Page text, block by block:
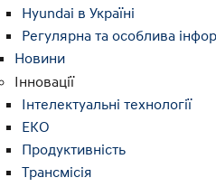
Hyundai в Україні
Регулярна та особлива
Новини
Інновації
Інтелектуальні технології
ЕКО
Продуктивність
Трансмісія